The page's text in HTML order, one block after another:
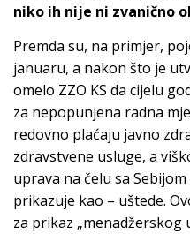
niko ih nije ni zvanično
Premda su, na primjer,
januaru, a nakon što je
omelo ZZO KS da cijelu
za nepopunjena radna
redovno plaćaju javno
zdravstvene usluge, a
uprava na čelu sa
prikazuje kao – uštede.
za prikaz „menadžerskog